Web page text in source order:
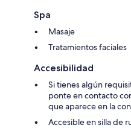
Spa
Masaje
Tratamientos faciales
Accesibilidad
Si tienes algún
ponte en contacto
que aparece en la
Accesible en silla de